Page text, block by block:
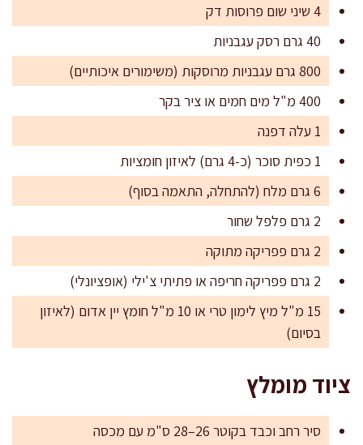
4 שיני שום פרוסות דק
40 גרם רסק עגבניות
800 גרם עגבניות מרוסקות (משימורים איכותיים)
400 מ"ל מים חמים או ציר בקר
1 עלה דפנה
1 כפית סוכר (כ-4 גרם) לאיזון חומציות
6 גרם מלח (להתחלה, התאמה בסוף)
2 גרם פלפל שחור
2 גרם פפריקה מתוקה
2 גרם פפריקה חריפה או פתיתי צ'ילי (אופציונלי)
15 מ"ל מיץ לימון טרי או 10 מ"ל חומץ יין אדום (לאיזון
בסיום)
ציוד מומלץ
סיר רחב וכבד בקוטר 26–28 ס"מ עם מכסה